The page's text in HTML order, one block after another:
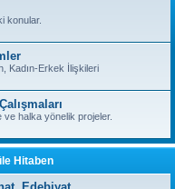
konular.
Kadın-Erkek İlişkileri
halka yönelik projeler.
Hitaben